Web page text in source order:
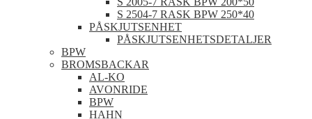
S 2504-7 RASK BPW 250*40
PÅSKJUTSENHET
PÅSKJUTSENHETSDETALJER
BPW
BROMSBACKAR
AL-KO
AVONRIDE
BPW
HAHN